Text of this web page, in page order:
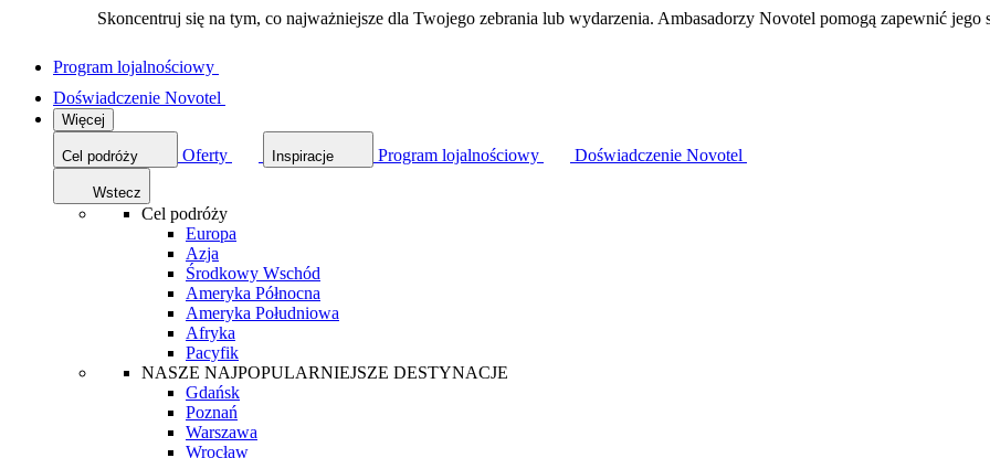
Skoncentruj się na tym, co najważniejsze dla Twojego zebrania lub wydarzenia. Ambasadorzy Novotel pomogą zapewnić jego
Program lojalnościowy
Doświadczenie Novotel
Więcej
Cel podróży Oferty Inspiracje Program lojalnościowy Doświadczenie Novotel
Wstecz
Cel podróży
Europa
Azja
Środkowy Wschód
Ameryka Północna
Ameryka Południowa
Afryka
Pacyfik
NASZE NAJPOPULARNIEJSZE DESTYNACJE
Gdańsk
Poznań
Warszawa
Wrocław